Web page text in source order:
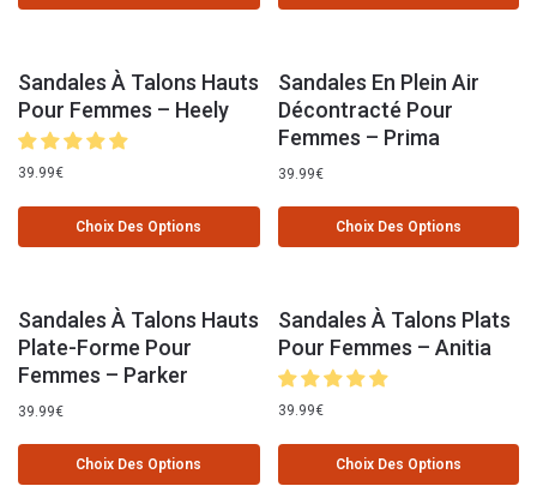
Sandales À Talons Hauts
Pour Femmes – Heely
39.99€
Choix Des Options
Sandales En Plein Air
Décontracté Pour
Femmes – Prima
39.99€
Choix Des Options
Sandales À Talons Hauts
Plate-Forme Pour
Femmes – Parker
39.99€
Choix Des Options
Sandales À Talons Plats
Pour Femmes – Anitia
39.99€
Choix Des Options